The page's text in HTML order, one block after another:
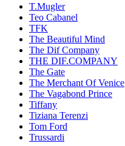
T.Mugler
Teo Cabanel
TFK
The Beautiful Mind
The Dif Company
THE DIF.COMPANY
The Gate
The Merchant Of Venice
The Vagabond Prince
Tiffany
Tiziana Terenzi
Tom Ford
Trussardi